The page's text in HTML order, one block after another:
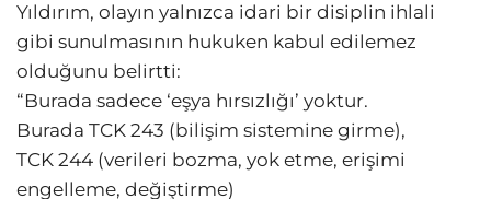
Yıldırım, olayın yalnızca idari bir disiplin ihlali
gibi sunulmasının hukuken kabul edilemez
olduğunu belirtti:
“Burada sadece ‘eşya hırsızlığı’ yoktur.
Burada TCK 243 (bilişim sistemine girme),
TCK 244 (verileri bozma, yok etme, erişimi
engelleme, değiştirme)